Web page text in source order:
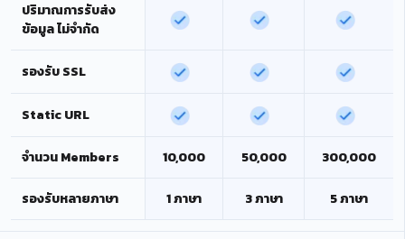
ปริมาณการรับส่ง
ข้อมูล ไม่จำกัด
รองรับ SSL
Static URL
จำนวน Members 10,000 50,000 300,000
รองรับหลายภาษา 1 ภาษา 3 ภาษา 5 ภาษา